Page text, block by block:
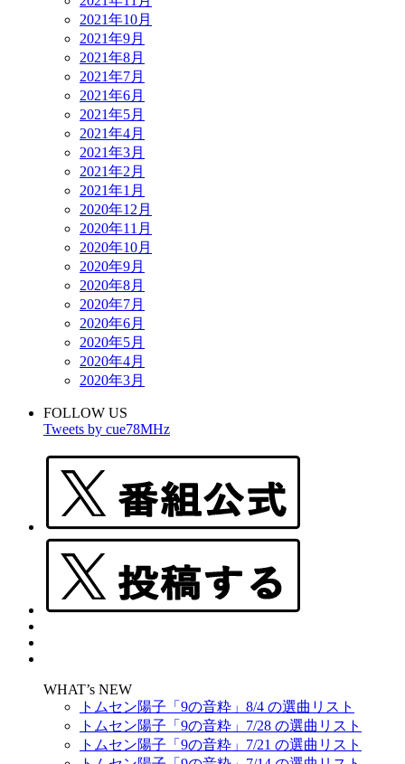
2021年10月
2021年9月
2021年8月
2021年7月
2021年6月
2021年5月
2021年4月
2021年3月
2021年2月
2021年1月
2020年12月
2020年11月
2020年10月
2020年9月
2020年8月
2020年7月
2020年6月
2020年5月
2020年4月
2020年3月
FOLLOW US
Tweets by cue78MHz
WHAT’s NEW
トムセン陽子「9の音粋」8/4 の選曲リスト
トムセン陽子「9の音粋」7/28 の選曲リスト
トムセン陽子「9の音粋」7/21 の選曲リスト